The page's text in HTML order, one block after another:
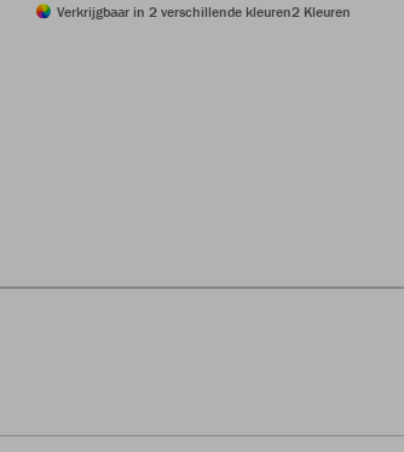
Verkrijgbaar in 2 verschillende kleuren2 Kleuren